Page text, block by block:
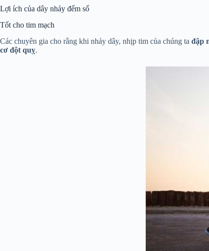
Lợi ích của dây nhảy đếm số
Tốt cho tim mạch
Các chuyên gia cho rằng khi nhảy dây, nhịp tim của chúng ta đập
cơ đột quỵ.